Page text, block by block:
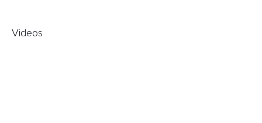
Videos